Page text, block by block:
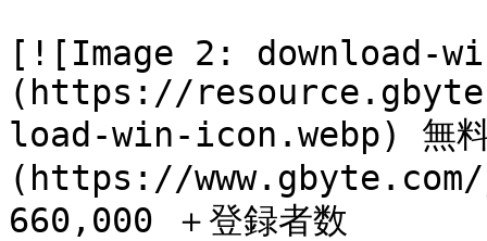
[![Image 2: download-
(https://
load-win-icon.webp) 無料
(https://
660,000 ＋登録者数